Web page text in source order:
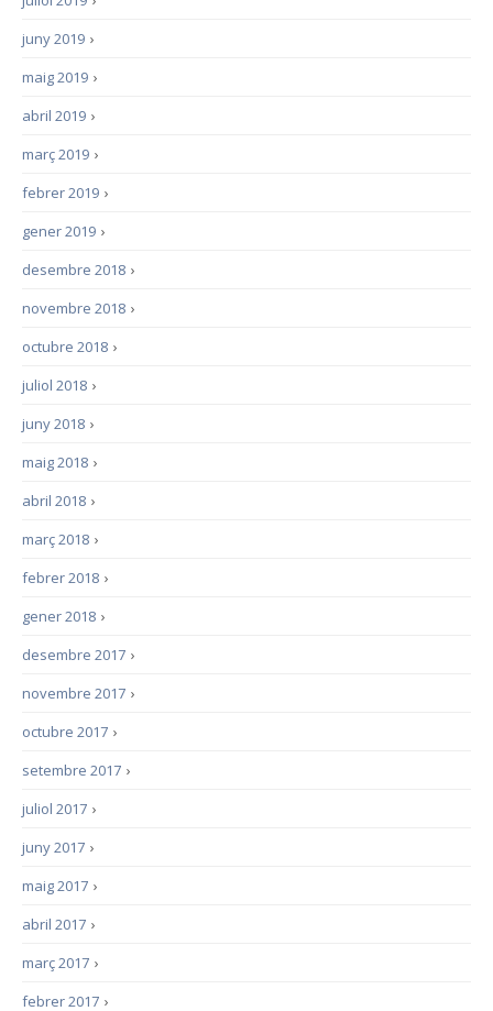
›
juny 2019
›
maig 2019
›
abril 2019
›
març 2019
›
febrer 2019
›
gener 2019
›
desembre 2018
›
novembre 2018
›
octubre 2018
›
juliol 2018
›
juny 2018
›
maig 2018
›
abril 2018
›
març 2018
›
febrer 2018
›
gener 2018
›
desembre 2017
›
novembre 2017
›
octubre 2017
›
setembre 2017
›
juliol 2017
›
juny 2017
›
maig 2017
›
abril 2017
›
març 2017
›
febrer 2017